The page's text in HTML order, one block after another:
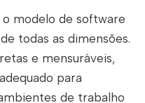
o modelo de software
todas as dimensões.
e mensuráveis,
para
de trabalho